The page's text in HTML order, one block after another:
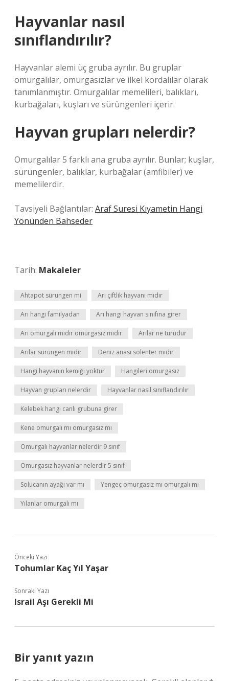
Hayvanlar nasıl
sınıflandırılır?
Hayvanlar alemi üç gruba ayrılır. Bu gruplar
omurgalılar, omurgasızlar ve ilkel kordalılar olarak
tanımlanmıştır. Omurgalılar memelileri, balıkları,
kurbağaları, kuşları ve sürüngenleri içerir.
Hayvan grupları nelerdir?
Omurgalılar 5 farklı ana gruba ayrılır. Bunlar; kuşlar,
sürüngenler, balıklar, kurbağalar (amfibiler) ve
memelilerdir.
Tavsiyeli Bağlantılar: Araf Suresi Kıyametin Hangi
Yönünden Bahseder
Tarih: Makaleler
Ahtapot sürüngen mi Arı çiftlik hayvanı mıdır
Arı hangi familyadan Arı hangi hayvan sınıfına girer
Arı omurgalı mıdır omurgasız mıdır Arılar ne türüdür
Arılar sürüngen midir Deniz anası sölenter midir
Hangi hayvanın kemiği yoktur Hangileri omurgasız
Hayvan grupları nelerdir Hayvanlar nasıl sınıflandırılır
Kelebek hangi canlı grubuna girer
Kene omurgalı mı omurgasız mı
Omurgalı hayvanlar nelerdir 9 sınıf
Omurgasız hayvanlar nelerdir 5 sınıf
Solucanın ayağı var mı Yengeç omurgasız mı omurgalı mı
Yılanlar omurgalı mı
Önceki Yazı
Tohumlar Kaç Yıl Yaşar
Sonraki Yazı
Israil Aşı Gerekli Mi
Bir yanıt yazın